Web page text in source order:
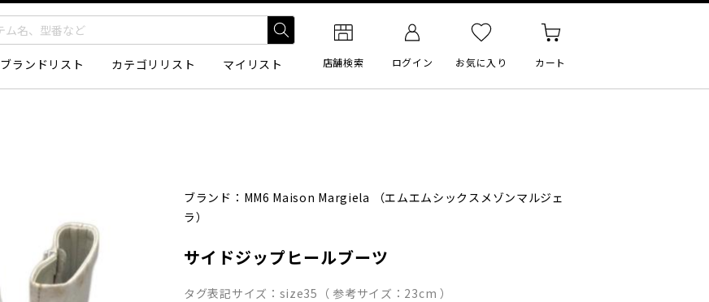
ブランドリスト カテゴリリスト マイリスト 店舗検索 ログイン お気に入り カート
ブランド： MM6 Maison Margiela （エムエムシックスメゾンマルジェ
ラ）
サイドジップヒールブーツ
タグ表記サイズ：size35（ 参考サイズ：23cm ）